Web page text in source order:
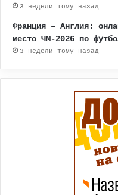
3 недели тому назад
Франция – Англия:
место ЧМ-2026 по
3 недели тому назад